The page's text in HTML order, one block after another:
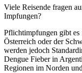
Viele Reisende fragen
Impfungen?
Pflichtimpfungen gibt es
Österreich oder der
werden jedoch
Dengue Fieber in
Regionen im Norden